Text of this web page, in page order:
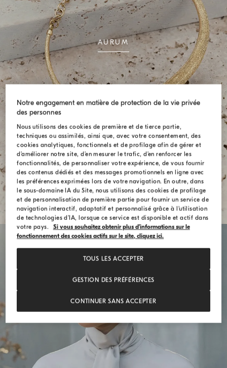
AURUM
Notre engagement en matière de protection de la vie privée
des personnes
Nous utilisons des cookies de première et de tierce partie,
techniques ou assimilés, ainsi que, avec votre consentement, des
cookies analytiques, fonctionnels et de profilage afin de gérer et
d’améliorer notre site, d’en mesurer le trafic, d’en renforcer les
fonctionnalités, de personnaliser votre expérience, de vous fournir
des contenus dédiés et des messages promotionnels en ligne avec
les préférences exprimées lors de votre navigation. En outre, dans
le sous-domaine IA du Site, nous utilisons des cookies de profilage
et de personnalisation de première partie pour fournir un service de
navigation interactif, adaptatif et personnalisé grâce à l’utilisation
de technologies d’IA, lorsque ce service est disponible et actif dans
votre pays.
Si vous souhaitez obtenir plus d’informations sur le
fonctionnement des cookies actifs sur le site, cliquez ici.
GESTION DES PRÉFÉRENCES
CONTINUER SANS ACCEPTER
TOUS LES ACCEPTER